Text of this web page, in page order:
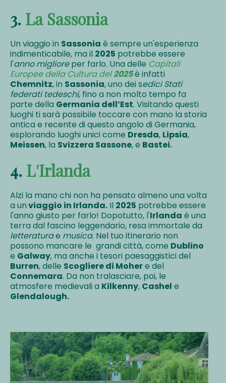
3. La Sassonia
Un viaggio in Sassonia è sempre un'esperienza
indimenticabile, ma il 2025 potrebbe essere
l'anno miglioreper farlo. Una delle Capitali
Europee della Cultura del2025è infatti
Chemnitz, in Sassonia, uno dei sedici Stati
federati tedeschi, fino a non molto tempo fa
parte della Germania dell’Est. Visitando questi
luoghi ti sarà possibile toccare con mano la storia
antica e recente di questo angolo di Germania,
esplorando luoghi unici come Dresda, Lipsia,
Meissen, la Svizzera Sassone, e Bastei.
4. L'Irlanda
Alzi la mano chi non ha pensato almeno una volta
a unviaggio in Irlanda. Il 2025 potrebbe essere
l'anno giusto per farlo! Dopotutto, l'Irlanda è una
terra dal fascino leggendario, resa immortale da
letteraturae musica. Nel tuo itinerario non
possono mancare le grandi città, come Dublino
e Galway, ma anche i tesori paesaggistici del
Burren, delle Scogliere di Mohere del
Connemara. Da non tralasciare, poi, le
atmosfere medievali a Kilkenny, Cashel e
Glendalough.